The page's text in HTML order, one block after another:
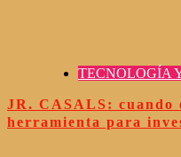
TECNOLOGÍA
JR. CASALS: cuando
herramienta para